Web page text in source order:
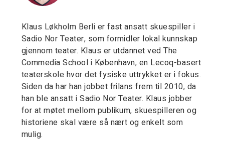
Klaus Løkholm Berli er fast ansatt skuespiller i
Sadio Nor Teater, som formidler lokal kunnskap
gjennom teater. Klaus er utdannet ved The
Commedia School i København, en Lecoq-basert
teaterskole hvor det fysiske uttrykket er i fokus.
Siden da har han jobbet frilans frem til 2010, da
han ble ansatt i Sadio Nor Teater. Klaus jobber
for at møtet mellom publikum, skuespilleren og
historiene skal være så nært og enkelt som
mulig.